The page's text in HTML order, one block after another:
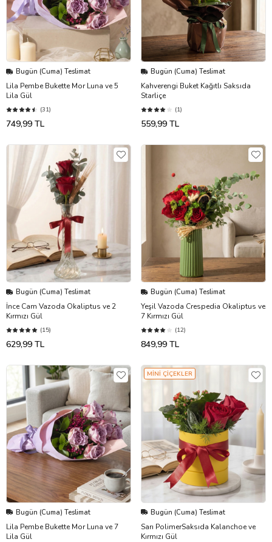
Bugün (Cuma) Teslimat
Lila Pembe Bukette Mor Luna ve 5
Lila Gül
(31)
749,99 TL
Bugün (Cuma) Teslimat
Kahverengi Buket Kağıtlı Saksıda
Starliçe
(1)
559,99 TL
Bugün (Cuma) Teslimat
İnce Cam Vazoda Okaliptus ve 2
Kırmızı Gül
(15)
629,99 TL
Bugün (Cuma) Teslimat
Yeşil Vazoda Crespedia Okaliptus ve
7 Kırmızı Gül
(12)
849,99 TL
Bugün (Cuma) Teslimat
Lila Pembe Bukette Mor Luna ve 7
Lila Gül
MİNİ ÇİÇEKLER
Bugün (Cuma) Teslimat
Sarı PolimerSaksıda Kalanchoe ve
Kırmızı Gül